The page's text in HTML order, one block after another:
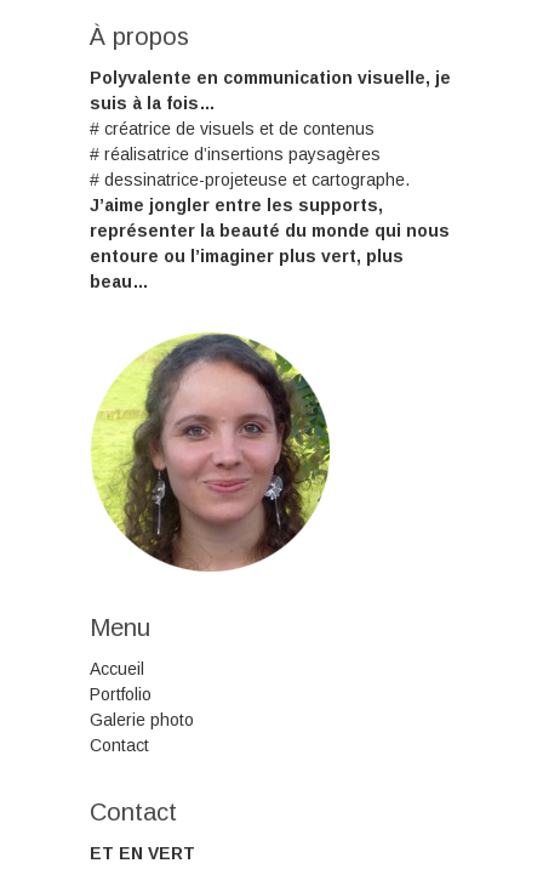
À propos
Polyvalente en communication visuelle, je
suis à la fois…
# créatrice de visuels et de contenus
# réalisatrice d’insertions paysagères
# dessinatrice-projeteuse et cartographe.
J’aime jongler entre les supports,
représenter la beauté du monde qui nous
entoure ou l’imaginer plus vert, plus
beau…
Menu
Accueil
Portfolio
Galerie photo
Contact
Contact
ET EN VERT